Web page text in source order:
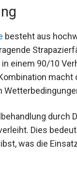
besteht aus
einem 90/10
macht
durch
Dies
was die